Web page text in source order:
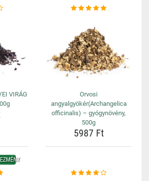
VIRÁG
Orvosi
angyalgyökér(Archangelica
officinalis) – gyógynövény,
500g
5987 Ft